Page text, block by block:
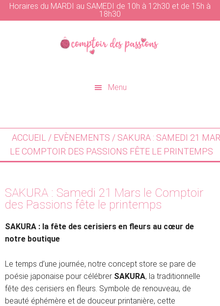
Horaires du MARDI au SAMEDI de 10h à 12h30 et de 15h à
18h30
Menu
ACCUEIL / EVÈNEMENTS / SAKURA : SAMEDI 21
LE COMPTOIR DES PASSIONS FÊTE LE PRINTEMPS
SAKURA : Samedi 21 Mars le Comptoir
des Passions fête le printemps
SAKURA : la fête des cerisiers en fleurs au cœur de
notre boutique
Le temps d’une journée, notre concept store se pare de
poésie japonaise pour célébrer SAKURA, la traditionnelle
fête des cerisiers en fleurs. Symbole de renouveau, de
beauté éphémère et de douceur printanière, cette